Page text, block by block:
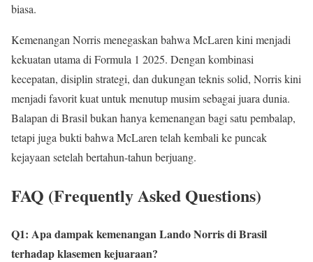
biasa.
Kemenangan Norris menegaskan bahwa McLaren kini menjadi
kekuatan utama di Formula 1 2025. Dengan kombinasi
kecepatan, disiplin strategi, dan dukungan teknis solid, Norris kini
menjadi favorit kuat untuk menutup musim sebagai juara dunia.
Balapan di Brasil bukan hanya kemenangan bagi satu pembalap,
tetapi juga bukti bahwa McLaren telah kembali ke puncak
kejayaan setelah bertahun-tahun berjuang.
FAQ (Frequently Asked Questions)
Q1: Apa dampak kemenangan Lando Norris di Brasil
terhadap klasemen kejuaraan?